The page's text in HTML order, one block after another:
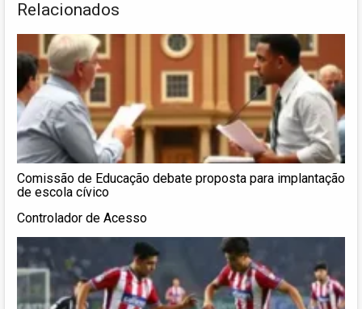
Relacionados
Comissão de Educação debate proposta para implantação
de escola cívico
Controlador de Acesso